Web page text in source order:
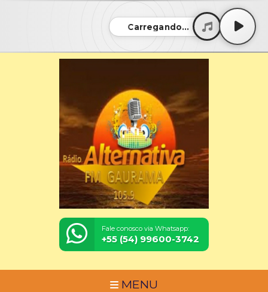
Carregando...
Fale conosco via Whatsapp:
+55 (54) 99600-3742
MENU